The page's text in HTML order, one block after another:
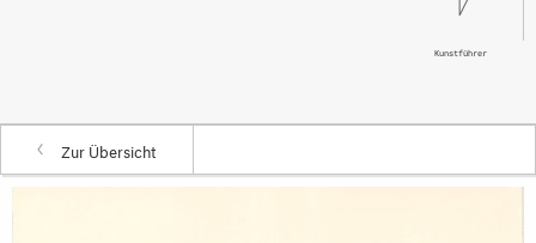
Kunstführer
Zur Übersicht